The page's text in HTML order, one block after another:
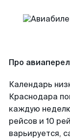
Про
Календарь
Краснодара
каждую
рейсов и 10
варьируется,